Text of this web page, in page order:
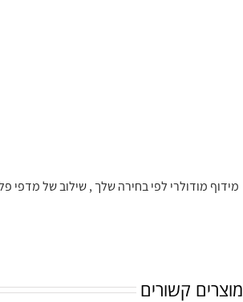
מידוף מודולרי לפי בחירה שלך , שילוב של מדפי
מוצרים קשורים